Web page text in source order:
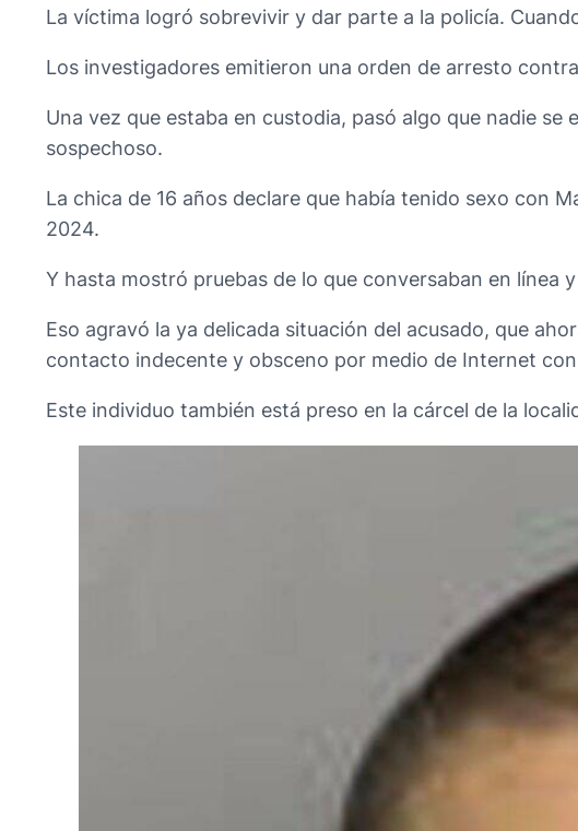
La víctima logró sobrevivir y dar parte a la policía.
Los investigadores emitieron una orden de arresto
Una vez que estaba en custodia, pasó algo que nadie
sospechoso.
La chica de 16 años declare que había tenido sexo con
2024.
Y hasta mostró pruebas de lo que conversaban en línea
Eso agravó la ya delicada situación del acusado, que
contacto indecente y obsceno por medio de Internet
Este individuo también está preso en la cárcel de la